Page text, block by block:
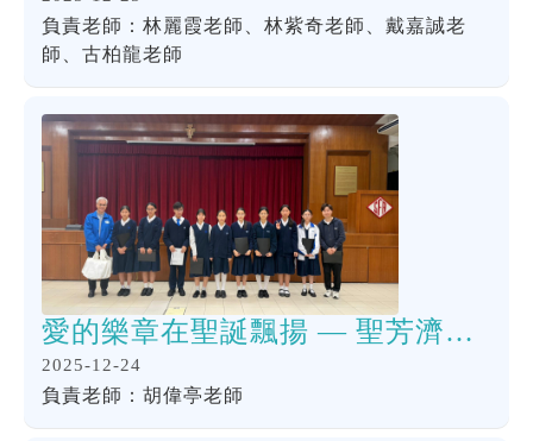
負責老師：林麗霞老師、林紫奇老師、戴嘉誠老
師、古柏龍老師
愛的樂章在聖誕飄揚 — 聖芳濟各書院合唱團送暖聖方濟各堂
2025-12-24
負責老師：胡偉亭老師